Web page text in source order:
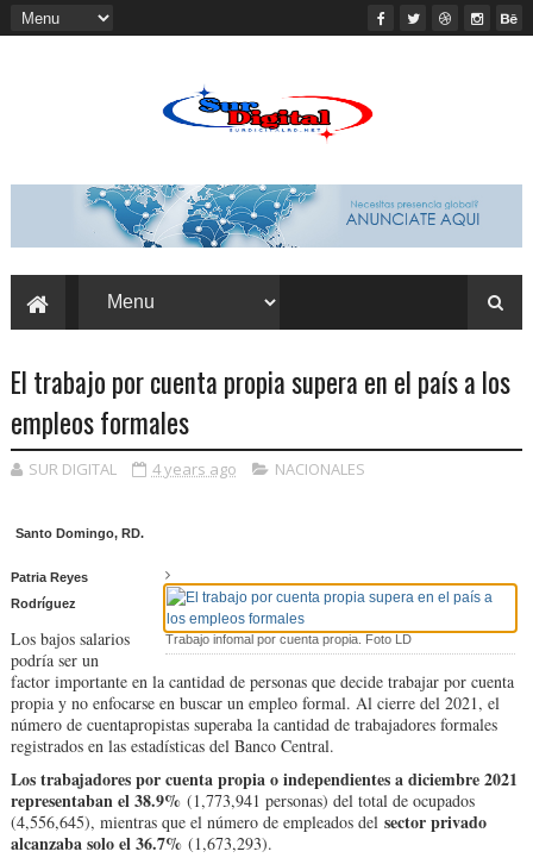
El trabajo por cuenta propia supera en el país a los
empleos formales
SUR DIGITAL 4 years ago NACIONALES
Santo Domingo, RD.
Trabajo infomal por cuenta propia. Foto LD
Patria Reyes
Rodríguez
Los bajos salarios
podría ser un
factor importante en la cantidad de personas que decide trabajar por cuenta
propia y no enfocarse en buscar un empleo formal. Al cierre del 2021, el
número de cuentapropistas superaba la cantidad de trabajadores formales
registrados en las estadísticas del Banco Central.
Los trabajadores por cuenta propia o independientes a diciembre 2021
representaban el 38.9%(1,773,941 personas) del total de ocupados
(4,556,645), mientras que el número de empleados del sector privado
alcanzaba solo el 36.7%(1,673,293).